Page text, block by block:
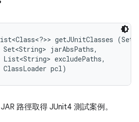
getJUnitClasses
Set<String> jarAbsPaths,
List<String> excludePaths,
ClassLoader pcl)
路徑取得 JUnit4 測試案例。